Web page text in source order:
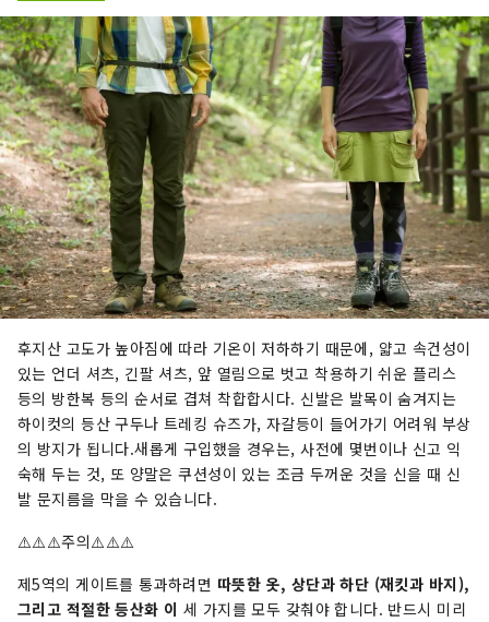
후지산 고도가 높아짐에 따라 기온이 저하하기 때문에, 얇고 속건성이
있는 언더 셔츠, 긴팔 셔츠, 앞 열림으로 벗고 착용하기 쉬운 플리스
등의 방한복 등의 순서로 겹쳐 착합합시다. 신발은 발목이 숨겨지는
하이컷의 등산 구두나 트레킹 슈즈가, 자갈등이 들어가기 어려워 부상
의 방지가 됩니다.새롭게 구입했을 경우는, 사전에 몇번이나 신고 익
숙해 두는 것, 또 양말은 쿠션성이 있는 조금 두꺼운 것을 신을 때 신
발 문지름을 막을 수 있습니다.
⚠️⚠️⚠️주의⚠️⚠️⚠️
제5역의 게이트를 통과하려면 따뜻한 옷, 상단과 하단 (재킷과 바지),
그리고 적절한 등산화 이 세 가지를 모두 갖춰야 합니다. 반드시 미리